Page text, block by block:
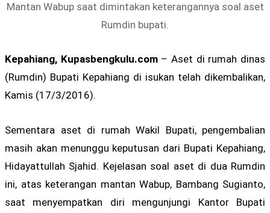
Mantan Wabup saat dimintakan keterangannya soal aset
Rumdin bupati.
Kepahiang, Kupasbengkulu.com– Aset di rumah dinas
(Rumdin) Bupati Kepahiang di isukan telah dikembalikan,
Kamis (17/3/2016).
Sementara aset di rumah Wakil Bupati, pengembalian
masih akan menunggu keputusan dari Bupati Kepahiang,
Hidayattullah Sjahid. Kejelasan soal aset di dua Rumdin
ini, atas keterangan mantan Wabup, Bambang Sugianto,
saat menyempatkan diri mengunjungi Kantor Bupati